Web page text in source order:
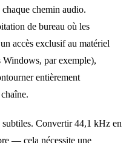
chemin audio.
de bureau où les
accès exclusif au matériel
par exemple),
entièrement
subtiles. Convertir 44,1 kHz en
— cela nécessite une